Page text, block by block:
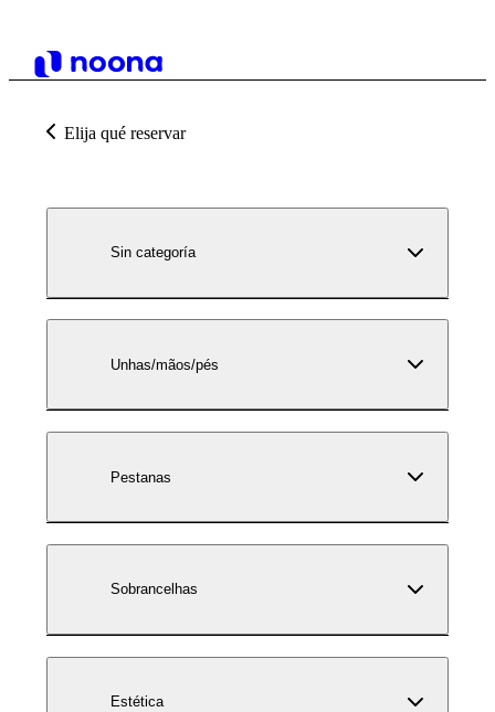
Elija qué reservar
Sin categoría
Unhas/mãos/pés
Pestanas
Sobrancelhas
Estética